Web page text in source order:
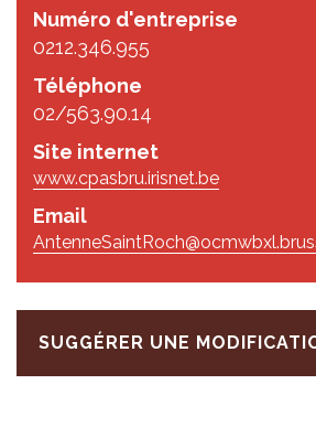
Numéro d'entreprise
0212.346.955
Téléphone
02/563.90.14
Site internet
www.cpasbru.irisnet.be
Email
SUGGÉRER UNE